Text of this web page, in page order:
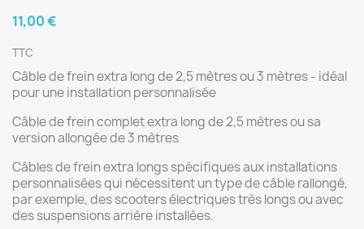
11,00 €
TTC
Câble de frein extra long de 2,5 mètres ou 3 mètres - idéal
pour une installation personnalisée
Câble de frein complet extra long de 2,5 mètres ou sa
version allongée de 3 mètres
Câbles de frein extra longs spécifiques aux installations
personnalisées qui nécessitent un type de câble rallongé,
par exemple, des scooters électriques très longs ou avec
des suspensions arrière installées.